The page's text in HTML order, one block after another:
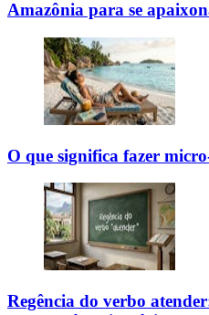
Amazônia para se
O que significa fazer
Regência do verbo